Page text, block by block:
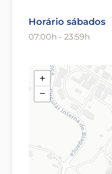
Horário sábados
07:00h - 23:59h
+
−